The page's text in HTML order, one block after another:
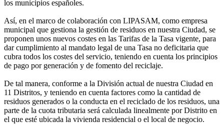
los municipios españoles.
Así, en el marco de colaboración con LIPASAM, como empresa
municipal que gestiona la gestión de residuos en nuestra Ciudad, se
proponen unos nuevos costes en las Tarifas de la Tasa vigente, para
dar cumplimiento al mandato legal de una Tasa no deficitaria que
cubra todos los costes del servicio, teniendo en cuenta los principios
de pago por generación y de fomento del reciclaje.
De tal manera, conforme a la División actual de nuestra Ciudad en
11 Distritos, y teniendo en cuenta factores como la cantidad de
residuos generados o la conducta en el reciclado de los residuos, una
parte de la cuota tributaria será calculada linealmente por Distrito en
el que esté ubicada la vivienda residencial o el local de negocio.